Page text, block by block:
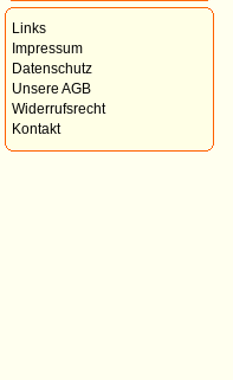
Links
Impressum
Datenschutz
Unsere AGB
Widerrufsrecht
Kontakt